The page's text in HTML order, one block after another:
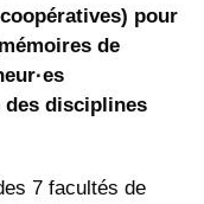
pour
de
des disciplines
7 facultés de